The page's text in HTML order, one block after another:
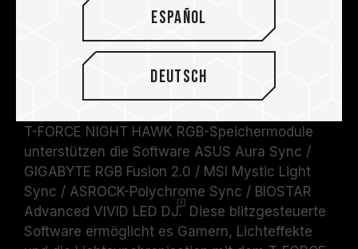
T-FORCE NIGHT HAWK RGB-Gaming-
Speichermodule unterstützen
verschiedene Arten von
gesteuerter Software
T-FORCE NIGHT HAWK RGB-Speichermodule
unterstützen die Software ASUS Aura Sync /
GIGABYTE RGB Fusion 2.0 / MSI Mystic Light
Sync / ASROCK-Polychrome Sync / BIOSTAR
Advanced VIVID LED DJ.Diese blitzgesteuerte
Software ermöglicht es Gamern, Lichteffekte
Español
Deutsch